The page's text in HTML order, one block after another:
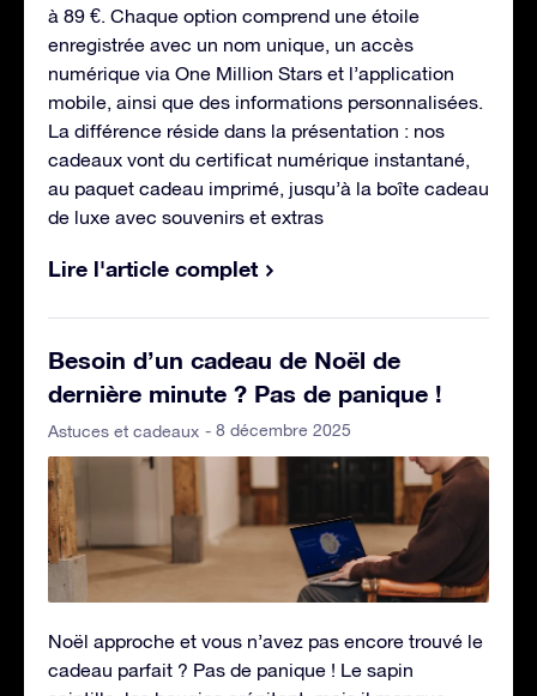
à 89 €. Chaque option comprend une étoile
enregistrée avec un nom unique, un accès
numérique via One Million Stars et l’application
mobile, ainsi que des informations personnalisées.
La différence réside dans la présentation : nos
cadeaux vont du certificat numérique instantané,
au paquet cadeau imprimé, jusqu’à la boîte cadeau
de luxe avec souvenirs et extras
Lire l'article complet
Besoin d’un cadeau de Noël de
dernière minute ? Pas de panique !
Astuces et cadeaux - 8 décembre 2025
Noël approche et vous n’avez pas encore trouvé le
cadeau parfait ? Pas de panique ! Le sapin